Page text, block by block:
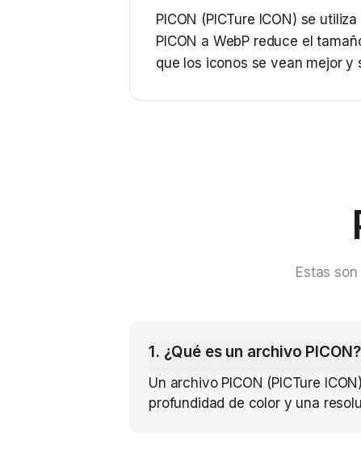
PICON (PICTure ICON) se
PICON a WebP reduce el
que los iconos se vean mejor y
Estas
1. ¿Qué es un archivo PICON?
Un archivo PICON (PICTure
profundidad de color y una